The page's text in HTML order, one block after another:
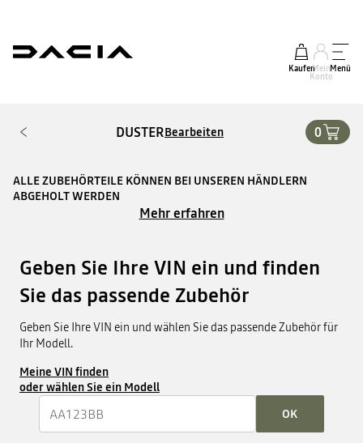
KaufenMein
Konto
Menü
DUSTERBearbeiten 0
ALLE ZUBEHÖRTEILE KÖNNEN BEI UNSEREN HÄNDLERN
ABGEHOLT WERDEN
Mehr erfahren
Geben Sie Ihre VIN ein und finden
Sie das passende Zubehör
Geben Sie Ihre VIN ein und wählen Sie das passende Zubehör für
Ihr Modell.
Meine VIN finden
oder wählen Sie ein Modell
OK